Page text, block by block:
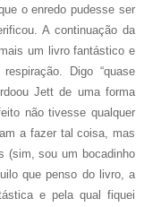
o enredo pudesse ser
A continuação da
um livro fantástico e
Digo “quase
Jett de uma forma
não tivesse qualquer
a fazer tal coisa, mas
(sim, sou um bocadinho
que penso do livro, a
e pela qual fiquei